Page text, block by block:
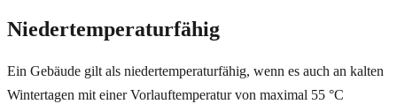
Niedertemperaturfähig
Ein Gebäude gilt als niedertemperaturfähig, wenn es auch an kalten
Wintertagen mit einer Vorlauftemperatur von maximal 55 °C